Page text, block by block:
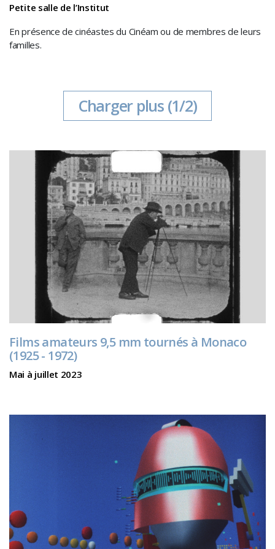
Petite salle de l’Institut
En présence de cinéastes du Cinéam ou de membres de leurs
familles.
Charger plus (1/2)
Films amateurs 9,5 mm tournés à Monaco
(1925 - 1972)
Mai à juillet 2023